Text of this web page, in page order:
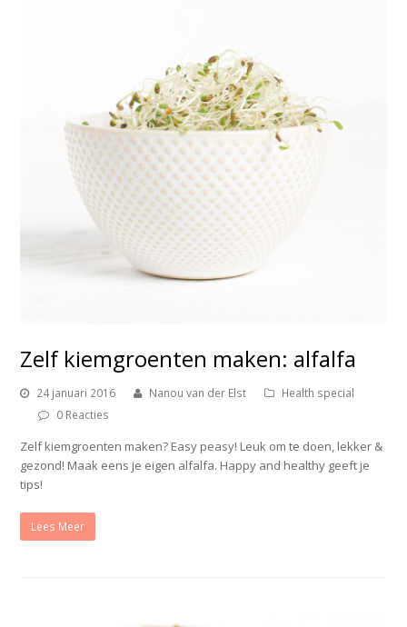
Zelf kiemgroenten maken: alfalfa
24 januari 2016 Nanou van der Elst
Health special
0 Reacties
Zelf kiemgroenten maken? Easy peasy! Leuk om te doen, lekker &
gezond! Maak eens je eigen alfalfa. Happy and healthy geeft je
tips!
Lees Meer